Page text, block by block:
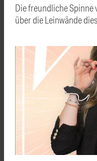
Die freundliche
über die Leinwände